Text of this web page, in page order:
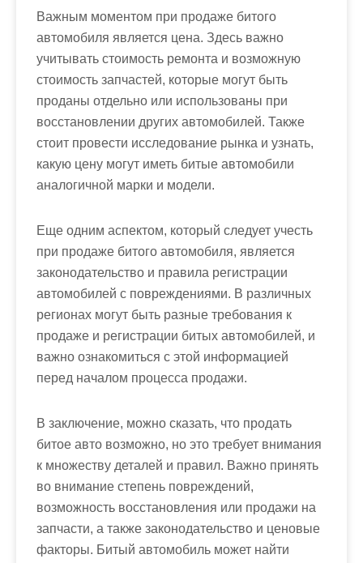
Важным моментом при продаже битого
автомобиля является цена. Здесь важно
учитывать стоимость ремонта и возможную
стоимость запчастей, которые могут быть
проданы отдельно или использованы при
восстановлении других автомобилей. Также
стоит провести исследование рынка и узнать,
какую цену могут иметь битые автомобили
аналогичной марки и модели.
Еще одним аспектом, который следует учесть
при продаже битого автомобиля, является
законодательство и правила регистрации
автомобилей с повреждениями. В различных
регионах могут быть разные требования к
продаже и регистрации битых автомобилей, и
важно ознакомиться с этой информацией
перед началом процесса продажи.
В заключение, можно сказать, что продать
битое авто возможно, но это требует внимания
к множеству деталей и правил. Важно принять
во внимание степень повреждений,
возможность восстановления или продажи на
запчасти, а также законодательство и ценовые
факторы. Битый автомобиль может найти